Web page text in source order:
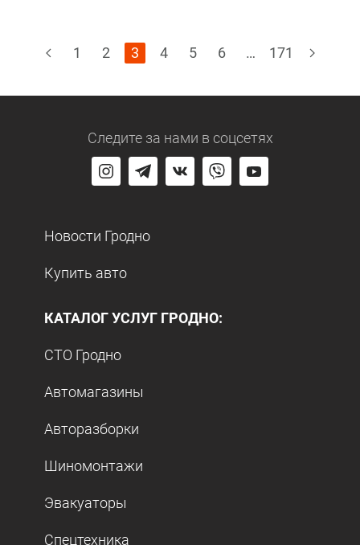
1 2 3 4 5 6 … 171
Следите за нами в соцсетях
Новости Гродно
Купить авто
КАТАЛОГ УСЛУГ ГРОДНО:
СТО Гродно
Автомагазины
Авторазборки
Шиномонтажи
Эвакуаторы
Спецтехника